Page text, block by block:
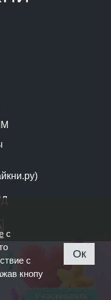
с
с
кнопу
Ок